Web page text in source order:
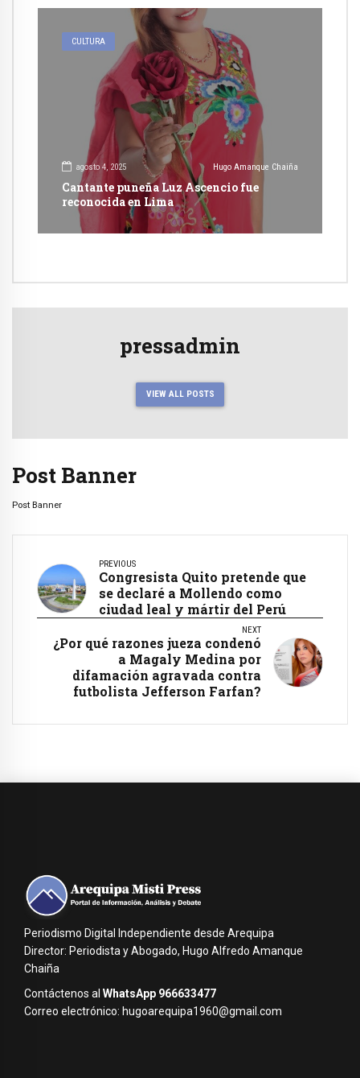
CULTURA
agosto 4, 2025 Hugo Amanque Chaiña
Cantante puneña Luz Ascencio fue
reconocida en Lima
pressadmin
VIEW ALL POSTS
Post Banner
Post Banner
PREVIOUS
Congresista Quito pretende que
se declaré a Mollendo como
ciudad leal y mártir del Perú
NEXT
¿Por qué razones jueza condenó
a Magaly Medina por
difamación agravada contra
futbolista Jefferson Farfan?
Periodismo Digital Independiente desde Arequipa
Director: Periodista y Abogado, Hugo Alfredo Amanque
Chaiña
Contáctenos al WhatsApp 966633477
Correo electrónico: hugoarequipa1960@gmail.com